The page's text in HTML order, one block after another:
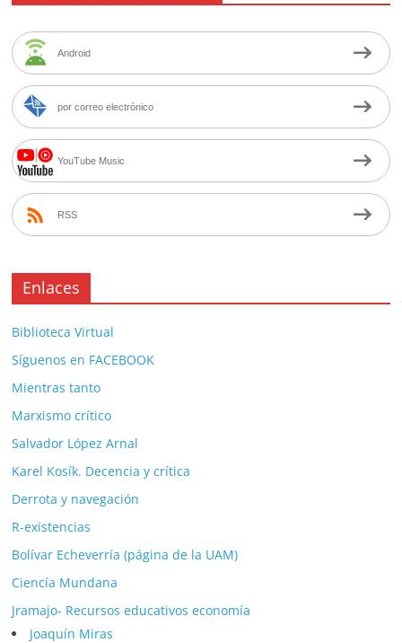
Android
por correo electrónico
YouTube Music
RSS
Enlaces
Biblioteca Virtual
Síguenos en FACEBOOK
Mientras tanto
Marxismo crítico
Salvador López Arnal
Karel Kosík. Decencia y crítica
Derrota y navegación
R-existencias
Bolívar Echeverría (página de la UAM)
Ciencía Mundana
Jramajo- Recursos educativos economía
Joaquín Miras